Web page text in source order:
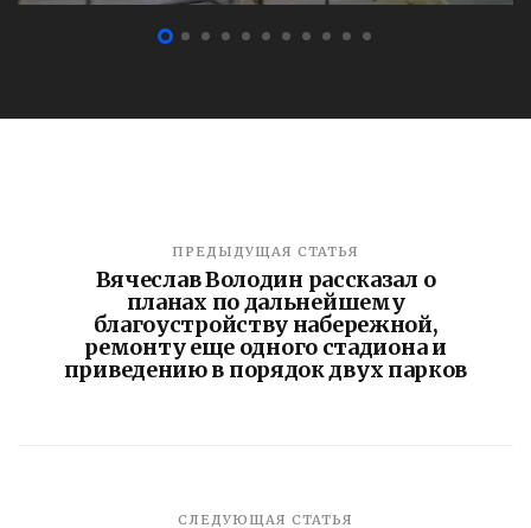
ПРЕДЫДУЩАЯ СТАТЬЯ
Вячеслав Володин рассказал о
планах по дальнейшему
благоустройству набережной,
ремонту еще одного стадиона и
приведению в порядок двух парков
СЛЕДУЮЩАЯ СТАТЬЯ